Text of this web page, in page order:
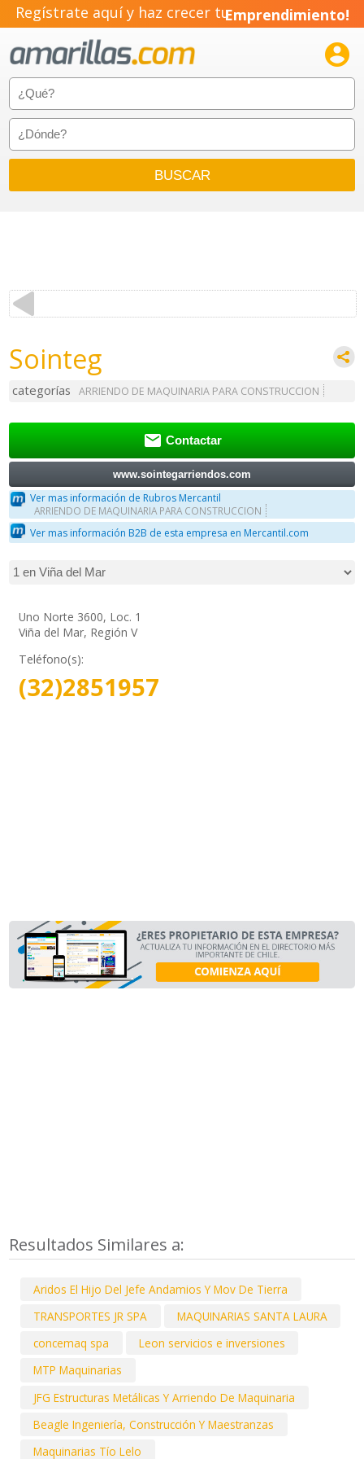
Regístrate aquí y haz crecer tuEmprendimiento!

Sointeg
categorías ARRIENDO DE MAQUINARIA PARA CONSTRUCCION
 Contactar
www.sointegarriendos.com
Ver mas información de Rubros Mercantil
ARRIENDO DE MAQUINARIA PARA CONSTRUCCION
Ver mas información B2B de esta empresa en Mercantil.com
Uno Norte 3600, Loc. 1
Viña del Mar, Región V
Teléfono(s):
(32)2851957
Resultados Similares a:
Aridos El Hijo Del Jefe Andamios Y Mov De Tierra
TRANSPORTES JR SPA
MAQUINARIAS SANTA LAURA
concemaq spa
Leon servicios e inversiones
MTP Maquinarias
JFG Estructuras Metálicas Y Arriendo De Maquinaria
Beagle Ingeniería, Construcción Y Maestranzas
Maquinarias Tío Lelo